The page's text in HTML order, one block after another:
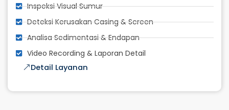
Inspeksi Visual Sumur
Deteksi Kerusakan Casing & Screen
Analisa Sedimentasi & Endapan
Video Recording & Laporan Detail
Detail Layanan